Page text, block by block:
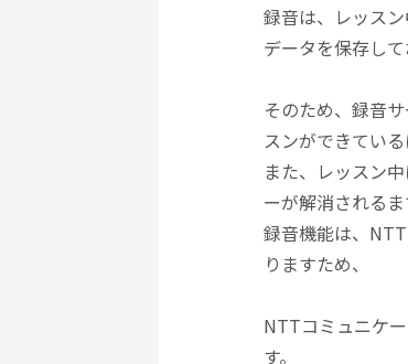
録音は、レッス
データを保存して
そのため、録音
スンができてい
また、レッスン
ーが解消される
録音機能は、
りますため、
NTTコミュニケ
す。